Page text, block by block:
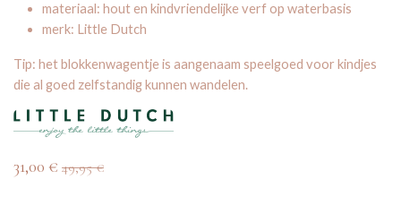
materiaal: hout en kindvriendelijke verf op waterbasis
merk: Little Dutch
Tip: het blokkenwagentje is aangenaam speelgoed voor kindjes
die al goed zelfstandig kunnen wandelen.
31,00 € 49,95€